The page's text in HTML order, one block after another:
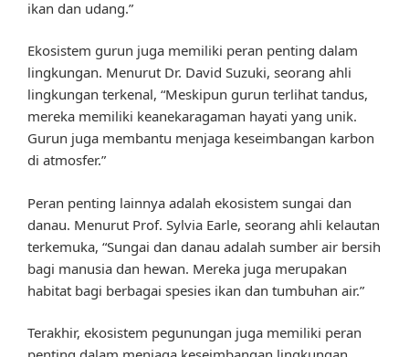
ikan dan udang.”
Ekosistem gurun juga memiliki peran penting dalam
lingkungan. Menurut Dr. David Suzuki, seorang ahli
lingkungan terkenal, “Meskipun gurun terlihat tandus,
mereka memiliki keanekaragaman hayati yang unik.
Gurun juga membantu menjaga keseimbangan karbon
di atmosfer.”
Peran penting lainnya adalah ekosistem sungai dan
danau. Menurut Prof. Sylvia Earle, seorang ahli kelautan
terkemuka, “Sungai dan danau adalah sumber air bersih
bagi manusia dan hewan. Mereka juga merupakan
habitat bagi berbagai spesies ikan dan tumbuhan air.”
Terakhir, ekosistem pegunungan juga memiliki peran